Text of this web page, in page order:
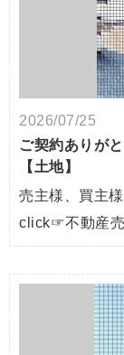
2026/07/25
ご契約ありが
【土地】
売主様、買主
click☞不動産